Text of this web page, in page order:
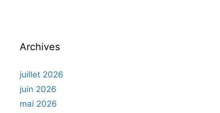
Archives
juillet 2026
juin 2026
mai 2026